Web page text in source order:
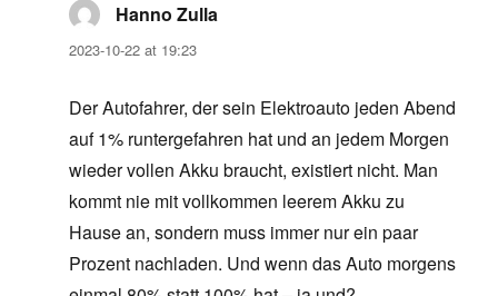
Hanno Zulla
2023-10-22 at 19:23
Der Autofahrer, der sein Elektroauto jeden Abend
auf 1% runtergefahren hat und an jedem Morgen
wieder vollen Akku braucht, existiert nicht. Man
kommt nie mit vollkommen leerem Akku zu
Hause an, sondern muss immer nur ein paar
Prozent nachladen. Und wenn das Auto morgens